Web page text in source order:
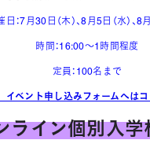
日：7月30日（木）、8月5日（水）、8
時間：16:00～1時間程度
定員：100名まで
イベント申し込みフォームへは
ライン個別入学